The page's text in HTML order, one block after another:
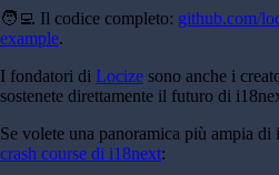
🧑‍💻 Il codice completo: github.com/
example.
I fondatori di Locize sono anche i
sostenete direttamente il futuro di
Se volete una panoramica più ampia di
crash course di i18next: